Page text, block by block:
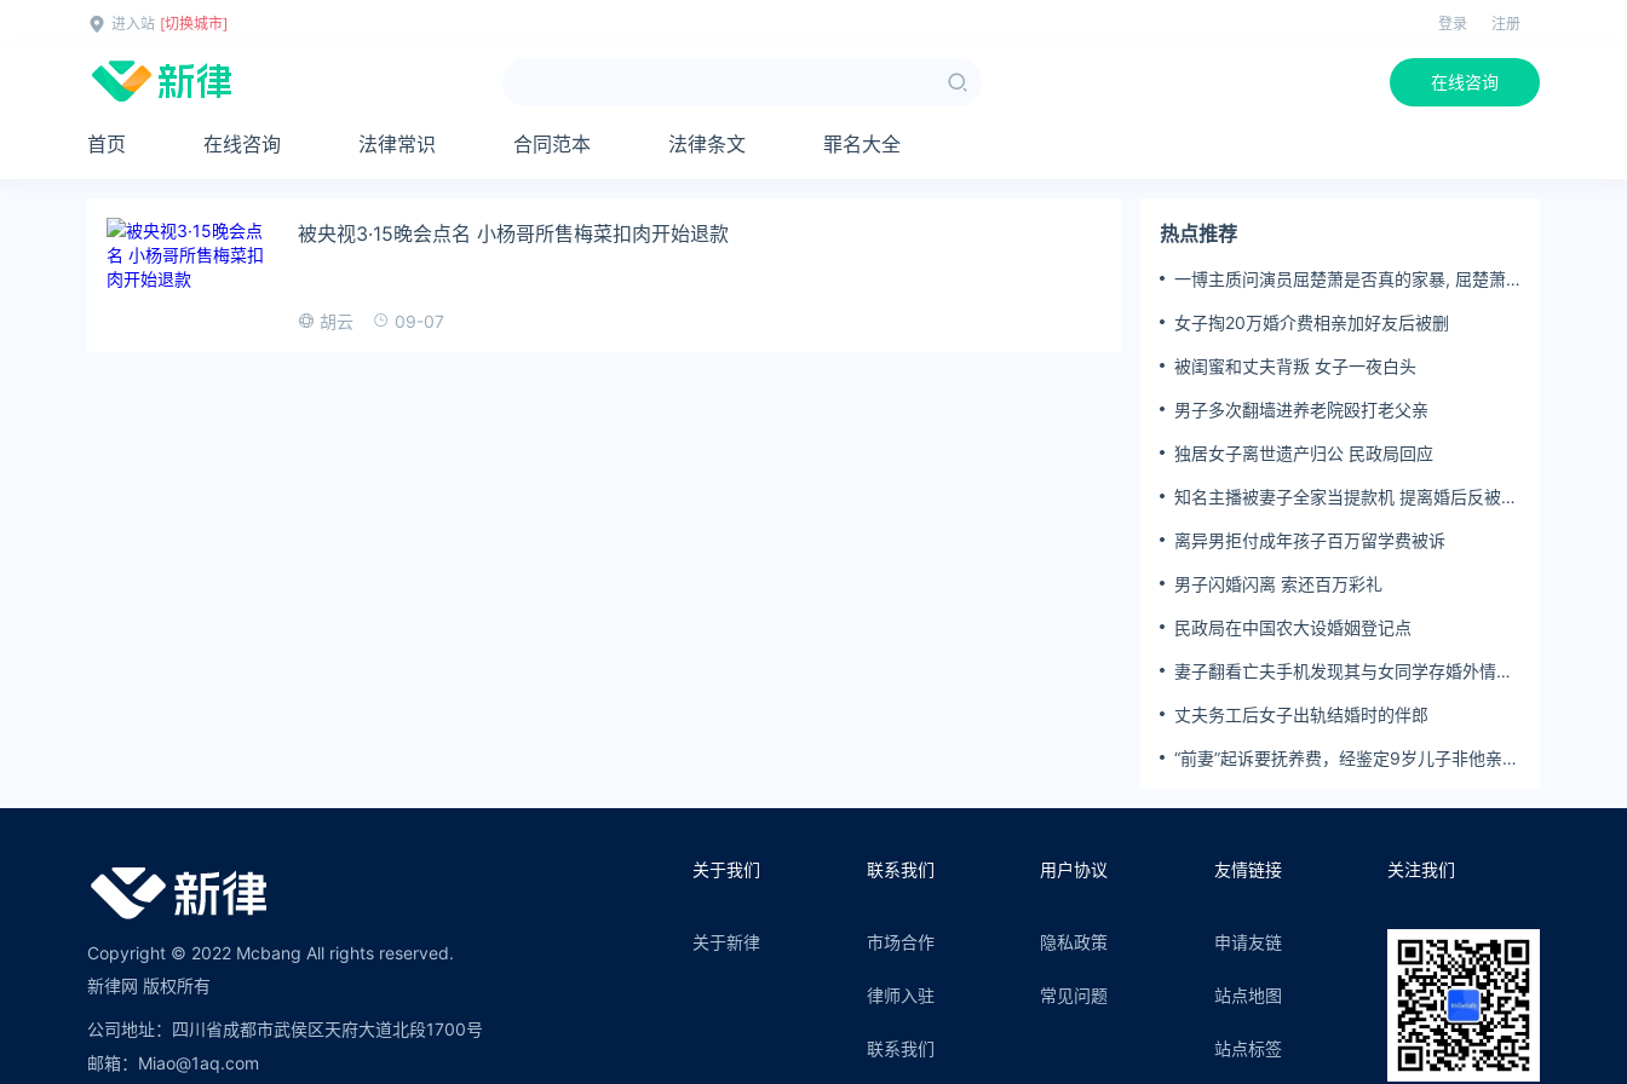
进入站 [切换城市] 登录 注册
在线咨询
首页 在线咨询 法律常识 合同范本 法律条文 罪名大全
被央视3·15晚会点名 小杨哥所售梅菜扣肉开始退款
胡云 09-07
热点推荐
一博主质问演员屈楚萧是否真的家暴, 屈楚萧
女子掏20万婚介费相亲加好友后被删
被闺蜜和丈夫背叛 女子一夜白头
男子多次翻墙进养老院殴打老父亲
独居女子离世遗产归公 民政局回应
知名主播被妻子全家当提款机 提离婚后反被对
离异男拒付成年孩子百万留学费被诉
男子闪婚闪离 索还百万彩礼
民政局在中国农大设婚姻登记点
妻子翻看亡夫手机发现其与女同学存婚外情，
丈夫务工后女子出轨结婚时的伴郎
“前妻”起诉要抚养费，经鉴定9岁儿子非他亲
Copyright © 2022 Mcbang All rights reserved.
新律网 版权所有
公司地址：四川省成都市武侯区天府大道北段1700号
邮箱：Miao@1aq.com
关于我们
关于新律
联系我们
市场合作
律师入驻
联系我们
用户协议
隐私政策
常见问题
友情链接
申请友链
站点地图
站点标签
关注我们